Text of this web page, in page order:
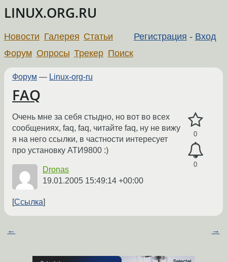
LINUX.ORG.RU
Регистрация - Вход
Новости Галерея Статьи
Форум Опросы Трекер Поиск
Форум — Linux-org-ru
FAQ
0
0
Очень мне за себя стыдно, но вот во всех
сообщениях, faq, faq, читайте faq, ну не вижу
я на него ссылки, в частности интересует
про установку АТИ9800 :)
Dronas
19.01.2005 15:49:14 +00:00
Ссылка
← →